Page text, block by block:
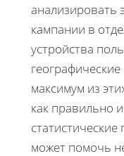
анализировать
кампании в
устройства
максимум из
как правильно
статистические
может помочь